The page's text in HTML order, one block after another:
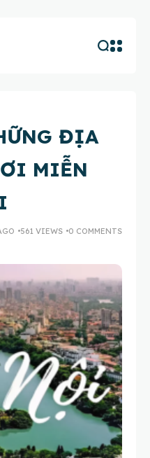
ĐỊA
MIỄN
561 VIEWS 0 COMMENTS